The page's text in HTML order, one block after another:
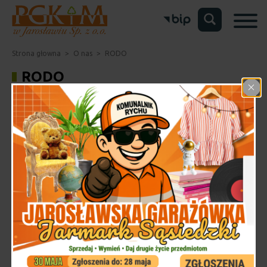
Strona głowna > O nas > RODO
RODO
Klauzula informacyjna RODO – umowy, zlecenia ogólne Pobierz
Klauzula informacyjna RODO – umowy na odbiór odpadów i
asenizację Pobierz
Klauzula informacyjna RODO – zgłoszenia elektroniczne Pobierz
Klauzula informacyjna RODO dla osób ubiegających się o zatrudnienie
Pobierz
Klauzula informacyjna RODO e-doręczenia, ePUAP Pobierz
Klauzula informacyjna RODO – KSeF Pobierz